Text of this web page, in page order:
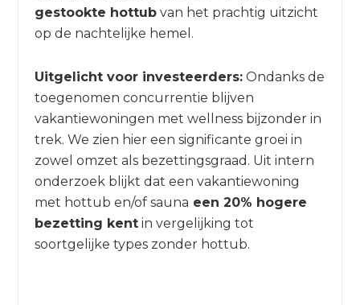
gestookte hottub van het prachtig uitzicht
op de nachtelijke hemel.
Uitgelicht voor investeerders: Ondanks de
toegenomen concurrentie blijven
vakantiewoningen met wellness bijzonder in
trek. We zien hier een significante groei in
zowel omzet als bezettingsgraad. Uit intern
onderzoek blijkt dat een vakantiewoning
met hottub en/of sauna een 20% hogere
bezetting kent in vergelijking tot
soortgelijke types zonder hottub.